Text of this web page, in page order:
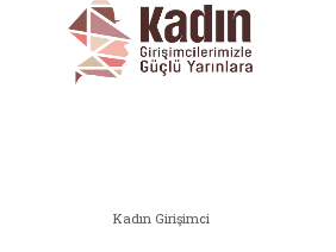
Kadın Girişimci